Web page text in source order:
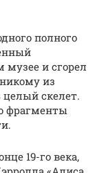
полного
музее и сгорел
из
скелет.
фрагменты
19-го века,